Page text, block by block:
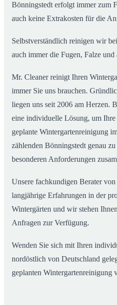
Bönningstedt erfolgt immer zum
auch keine Extrakosten für die
Selbstverständlich reinigen wir
auch immer die Fugen, Falze
Mr. Cleaner reinigt Ihren
immer Sie uns brauchen.
liegen uns seit 2006 am Herzen.
eine individuelle Lösung, um
geplante Wintergartenreinigung
zählenden Bönningstedt genau
besonderen Anforderungen
Unsere fachkundigen Berater
langjährige Erfahrungen in der
Wintergärten und wir stehen
Anfragen zur Verfügung.
Wenden Sie sich mit Ihren
nordöstlich von Deutschland
geplanten Wintergartenreinigung